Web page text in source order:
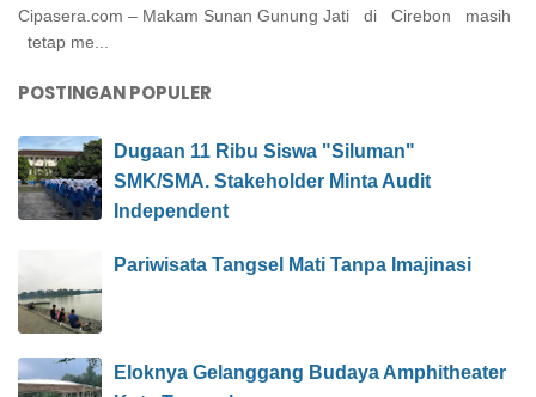
Cipasera.com – Makam Sunan Gunung Jati di Cirebon masih
tetap me...
POSTINGAN POPULER
Dugaan 11 Ribu Siswa "Siluman"
SMK/SMA. Stakeholder Minta Audit
Independent
Pariwisata Tangsel Mati Tanpa Imajinasi
Eloknya Gelanggang Budaya Amphitheater